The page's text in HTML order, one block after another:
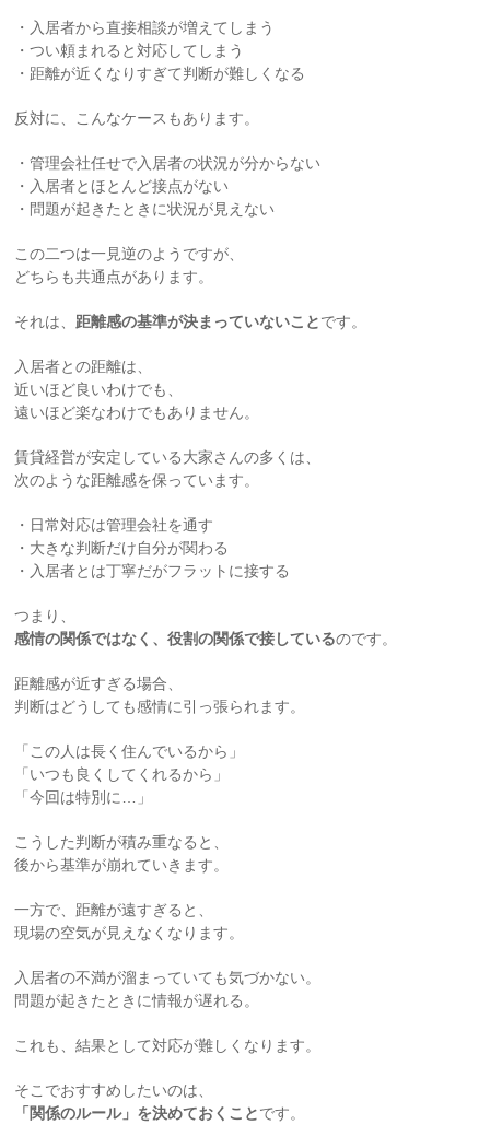
・入居者から直接相談が増えてしまう
・つい頼まれると対応してしまう
・距離が近くなりすぎて判断が難しくなる
反対に、こんなケースもあります。
・管理会社任せで入居者の状況が分からない
・入居者とほとんど接点がない
・問題が起きたときに状況が見えない
この二つは一見逆のようですが、
どちらも共通点があります。
それは、 距離感の基準が決まっていないことです。
入居者との距離は、
近いほど良いわけでも、
遠いほど楽なわけでもありません。
賃貸経営が安定している大家さんの多くは、
次のような距離感を保っています。
・日常対応は管理会社を通す
・大きな判断だけ自分が関わる
・入居者とは丁寧だがフラットに接する
つまり、
感情の関係ではなく、役割の関係で接しているのです。
距離感が近すぎる場合、
判断はどうしても感情に引っ張られます。
「この人は長く住んでいるから」
「いつも良くしてくれるから」
「今回は特別に…」
こうした判断が積み重なると、
後から基準が崩れていきます。
一方で、距離が遠すぎると、
現場の空気が見えなくなります。
入居者の不満が溜まっていても気づかない。
問題が起きたときに情報が遅れる。
これも、結果として対応が難しくなります。
そこでおすすめしたいのは、
「関係のルール」を決めておくことです。